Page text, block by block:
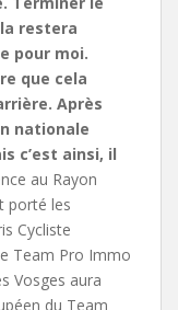
restera
pour moi.
que cela
Après
nationale
c’est ainsi, il
au Rayon
porté les
Cycliste
Team Pro Immo
Vosges aura
du Team